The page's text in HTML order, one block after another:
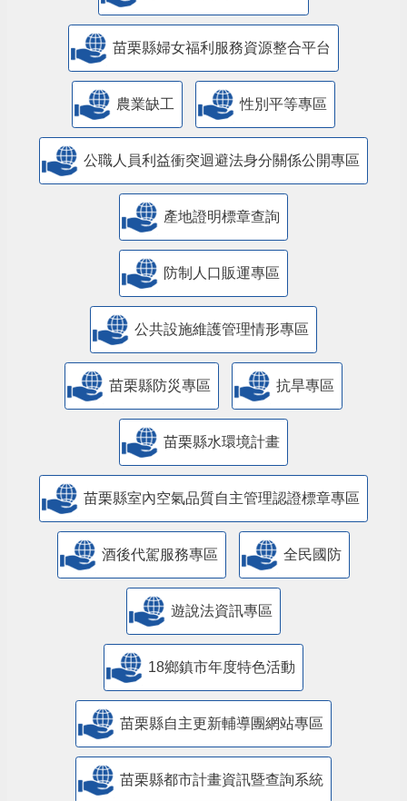
苗栗縣婦女福利服務資源整合平台
農業缺工 性別平等專區
公職人員利益衝突迴避法身分關係公開專區
產地證明標章查詢
防制人口販運專區
​公共設施維護管理情形專區
苗栗縣防災專區 抗旱專區
苗栗縣水環境計畫
苗栗縣室內空氣品質自主管理認證標章專區
酒後代駕服務專區 全民國防
遊說法資訊專區
18鄉鎮市年度特色活動
苗栗縣自主更新輔導團網站專區
苗栗縣都市計畫資訊暨查詢系統